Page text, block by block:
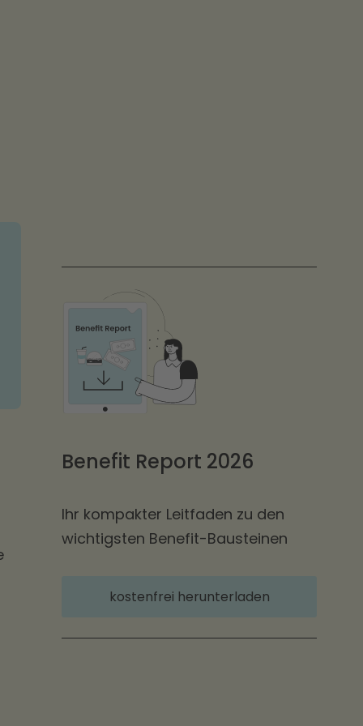
Benefit Report 2026
Ihr kompakter Leitfaden zu den
wichtigsten Benefit-Bausteinen
kostenfrei herunterladen